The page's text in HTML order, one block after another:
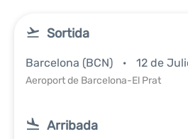
Sortida
Barcelona (BCN) 12 de
Aeroport de Barcelona-El Prat
Arribada